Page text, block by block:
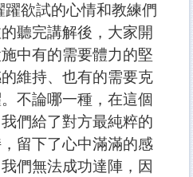
躍欲試的心情和教練們
聽完講解後，大家開
中有的需要體力的堅
維持、也有的需要克
不論哪一種，在這個
們給了對方最純粹的
留下了心中滿滿的感
們無法成功達陣，因